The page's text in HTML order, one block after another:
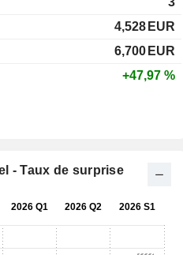
4,528 EUR
6,700 EUR
+47,97 %
- Taux de surprise